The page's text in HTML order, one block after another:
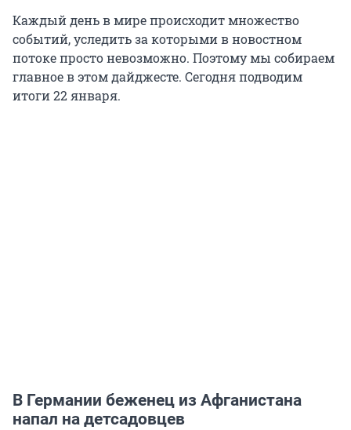
Каждый день в мире происходит множество
событий, уследить за которыми в новостном
потоке просто невозможно. Поэтому мы собираем
главное в этом дайджесте. Сегодня подводим
итоги 22 января.
В Германии беженец из Афганистана
напал на детсадовцев